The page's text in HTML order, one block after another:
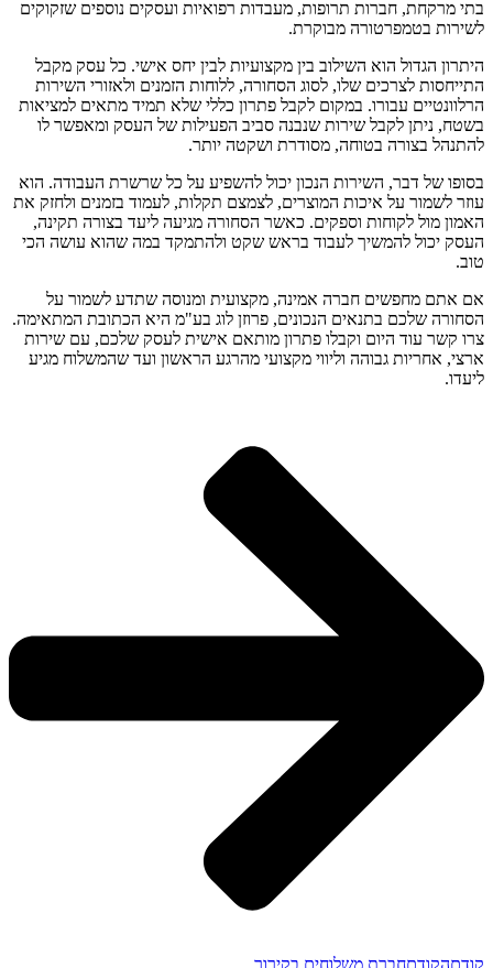
בתי מרקחת, חברות תרופות, מעבדות רפואיות ועסקים נוספים שזקוקים
לשירות בטמפרטורה מבוקרת.
היתרון הגדול הוא השילוב בין מקצועיות לבין יחס אישי. כל עסק מקבל
התייחסות לצרכים שלו, לסוג הסחורה, ללוחות הזמנים ולאזורי השירות
הרלוונטיים עבורו. במקום לקבל פתרון כללי שלא תמיד מתאים למציאות
בשטח, ניתן לקבל שירות שנבנה סביב הפעילות של העסק ומאפשר לו
להתנהל בצורה בטוחה, מסודרת ושקטה יותר.
בסופו של דבר, השירות הנכון יכול להשפיע על כל שרשרת העבודה. הוא
עוזר לשמור על איכות המוצרים, לצמצם תקלות, לעמוד בזמנים ולחזק את
האמון מול לקוחות וספקים. כאשר הסחורה מגיעה ליעד בצורה תקינה,
העסק יכול להמשיך לעבוד בראש שקט ולהתמקד במה שהוא עושה הכי
טוב.
אם אתם מחפשים חברה אמינה, מקצועית ומנוסה שתדע לשמור על
הסחורה שלכם בתנאים הנכונים, פרוזן לוג בע"מ היא הכתובת המתאימה.
צרו קשר עוד היום וקבלו פתרון מותאם אישית לעסק שלכם, עם שירות
ארצי, אחריות גבוהה וליווי מקצועי מהרגע הראשון ועד שהמשלוח מגיע
ליעדו.
קודםהקודםחברת משלוחים בקירור